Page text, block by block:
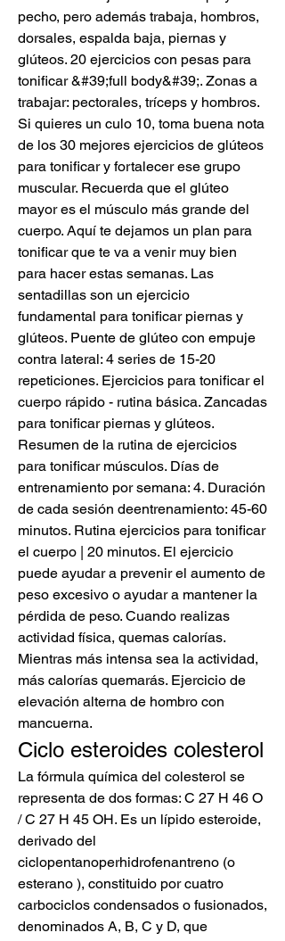
pecho, pero además trabaja, hombros,
dorsales, espalda baja, piernas y
glúteos. 20 ejercicios con pesas para
tonificar &#39;full body&#39;. Zonas a
trabajar: pectorales, tríceps y hombros.
Si quieres un culo 10, toma buena nota
de los 30 mejores ejercicios de glúteos
para tonificar y fortalecer ese grupo
muscular. Recuerda que el glúteo
mayor es el músculo más grande del
cuerpo. Aquí te dejamos un plan para
tonificar que te va a venir muy bien
para hacer estas semanas. Las
sentadillas son un ejercicio
fundamental para tonificar piernas y
glúteos. Puente de glúteo con empuje
contra lateral: 4 series de 15-20
repeticiones. Ejercicios para tonificar el
cuerpo rápido - rutina básica. Zancadas
para tonificar piernas y glúteos.
Resumen de la rutina de ejercicios
para tonificar músculos. Días de
entrenamiento por semana: 4. Duración
de cada sesión deentrenamiento: 45-60
minutos. Rutina ejercicios para tonificar
el cuerpo | 20 minutos. El ejercicio
puede ayudar a prevenir el aumento de
peso excesivo o ayudar a mantener la
pérdida de peso. Cuando realizas
actividad física, quemas calorías.
Mientras más intensa sea la actividad,
más calorías quemarás. Ejercicio de
elevación alterna de hombro con
mancuerna.
Ciclo esteroides colesterol
La fórmula química del colesterol se
representa de dos formas: C 27 H 46 O
/ C 27 H 45 OH. Es un lípido esteroide,
derivado del
ciclopentanoperhidrofenantreno (o
esterano ), constituido por cuatro
carbociclos condensados o fusionados,
denominados A, B, C y D, que